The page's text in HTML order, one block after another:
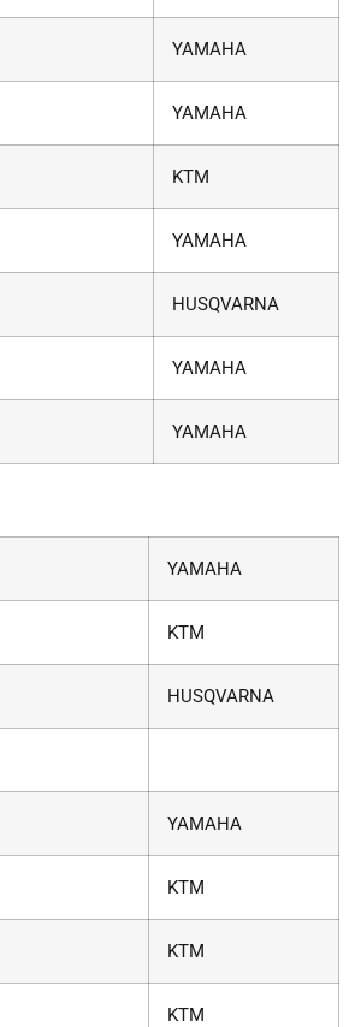
YAMAHA
YAMAHA
KTM
YAMAHA
HUSQVARNA
YAMAHA
YAMAHA
YAMAHA
KTM
HUSQVARNA
YAMAHA
KTM
KTM
KTM